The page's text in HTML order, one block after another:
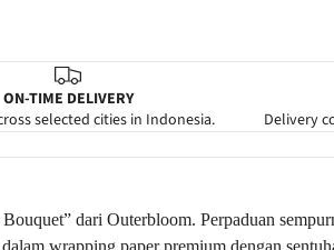
ON-TIME DELIVERY
selected cities in Indonesia.
Delivery
dari Outerbloom. Perpaduan
wrapping paper premium dengan